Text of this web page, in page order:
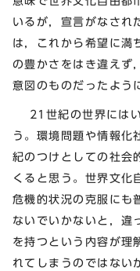
いるが，宣言がなされ
は，これから希望に満
の豊かさをはき違えず
意図のものだったよう
21世紀の世界にはい
う。環境問題や情報化
紀のつけとしての社会
くると思う。世界文化
危機的状況の克服にも
ないでいかないと，違
を持つという内容が理
れてしまうのではない